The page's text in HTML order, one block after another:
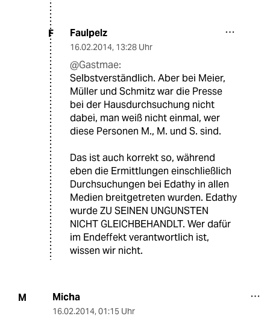
F Faulpelz
16.02.2014, 13:28 Uhr
@Gastmae:
Selbstverständlich. Aber bei Meier,
Müller und Schmitz war die Presse
bei der Hausdurchsuchung nicht
dabei, man weiß nicht einmal, wer
diese Personen M., M. und S. sind.
Das ist auch korrekt so, während
eben die Ermittlungen einschließlich
Durchsuchungen bei Edathy in allen
Medien breitgetreten wurden. Edathy
wurde ZU SEINEN UNGUNSTEN
NICHT GLEICHBEHANDLT. Wer dafür
im Endeffekt verantwortlich ist,
wissen wir nicht.
M Micha
16.02.2014, 01:15 Uhr